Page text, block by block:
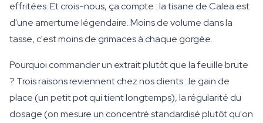
effritées. Et crois-nous, ça compte : la tisane de Calea est
d'une amertume légendaire. Moins de volume dans la
tasse, c'est moins de grimaces à chaque gorgée.
Pourquoi commander un extrait plutôt que la feuille brute
? Trois raisons reviennent chez nos clients : le gain de
place (un petit pot qui tient longtemps), la régularité du
dosage (on mesure un concentré standardisé plutôt qu'on